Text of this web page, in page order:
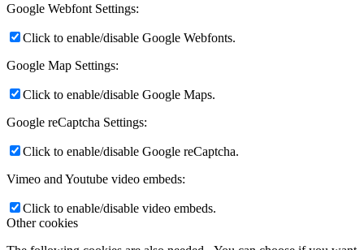
Google Webfont Settings:
Click to enable/disable Google Webfonts.
Google Map Settings:
Click to enable/disable Google Maps.
Google reCaptcha Settings:
Click to enable/disable Google reCaptcha.
Vimeo and Youtube video embeds:
Click to enable/disable video embeds.
Other cookies